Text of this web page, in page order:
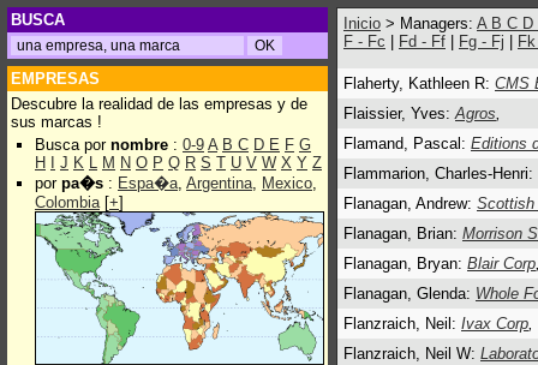
BUSCA
EMPRESAS
Descubre la realidad de las empresas y de
sus marcas !
Busca por nombre : 0-9 A B C D E F G
H
J K L M N O P Q R S T U V W X Y Z
por pa�s : Espa�a, Argentina, Mexico,
Colombia[+]
Inicio > Managers: A B C D
F - Fc
Fd - Ff Fg - Fj
Flaherty, Kathleen R: CMS
Flaissier, Yves:Agros,
Flamand, Pascal: Editions
Flammarion, Charles-Henri:
Flanagan, Andrew: Scottish
Flanagan, Brian: Morrison
Flanagan, Bryan: Blair Corp
Flanagan, Glenda: Whole
Flanzraich, Neil: Ivax Corp,
Flanzraich, Neil W: